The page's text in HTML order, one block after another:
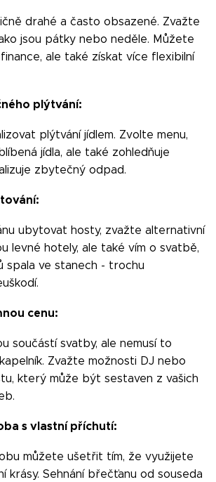
drahé a často obsazené. Zvažte
jsou pátky nebo neděle. Můžete
ale také získat více flexibilní
plýtvání:
plýtvání jídlem. Zvolte menu,
jídla, ale také zohledňuje
zbytečný odpad.
ubytovat hosty, zvažte alternativní
levné hotely, ale také vím o svatbě,
spala ve stanech - trochu
cenu:
součástí svatby, ale nemusí to
Zvažte možnosti DJ nebo
který může být sestaven z vašich
s vlastní příchutí:
můžete ušetřit tím, že využijete
krásy. Sehnání břečťanu od souseda